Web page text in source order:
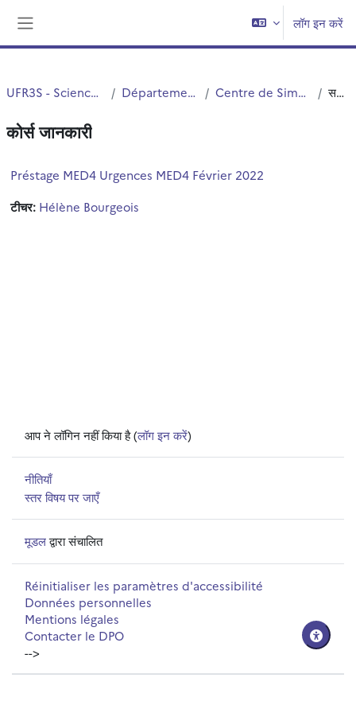
लॉग इन करें
UFR3S - Sciences de Santé et du Sport Département UFR3S - Médecine Centre de Simulation en santé PRESAGE सन्क्षिप्त विवरण
कोर्स जानकारी
Préstage MED4 Urgences MED4 Février 2022
टीचर: Hélène Bourgeois
आप ने लॉगिन नहीं किया है (लॉग इन करें)
नीतियाँ
स्तर विषय पर जाएँ
मूडलद्वारा संचालित
Réinitialiser les paramètres d'accessibilité
Données personnelles
Mentions légales
Contacter le DPO
-->